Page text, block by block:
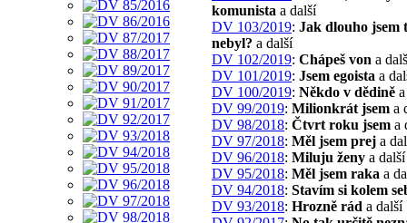
komunista a další
DV 103/2019: Jak dlouho jsem
nebyl? a další
DV 102/2019: Chápeš von a
DV 101/2019: Jsem egoista a
DV 100/2019: Někdo v dědině
DV 99/2019: Milionkrát jsem a
DV 98/2018: Čtvrt roku jsem a
DV 97/2018: Měl jsem prej a
DV 96/2018: Miluju ženy a další
DV 95/2018: Měl jsem raka a
DV 94/2018: Stavím si kolem
DV 93/2018: Hrozně rád a další